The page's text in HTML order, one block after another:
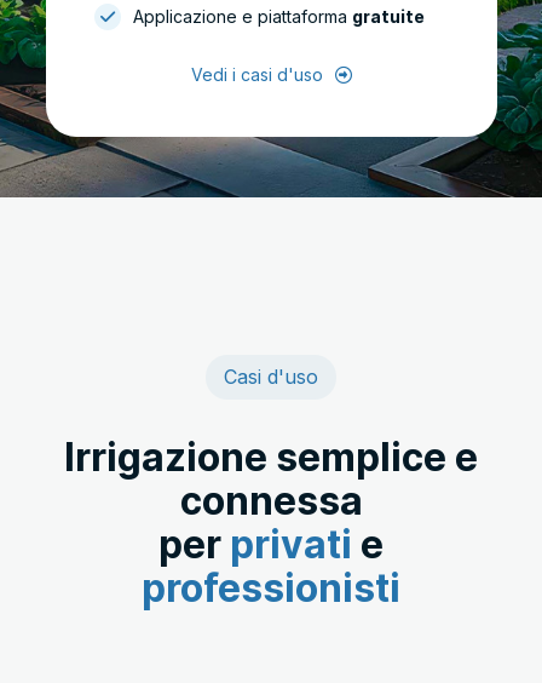
Applicazione e piattaforma gratuite
Vedi i casi d'uso
Casi d'uso
Irrigazione semplice e
connessa
per privati e
professionisti